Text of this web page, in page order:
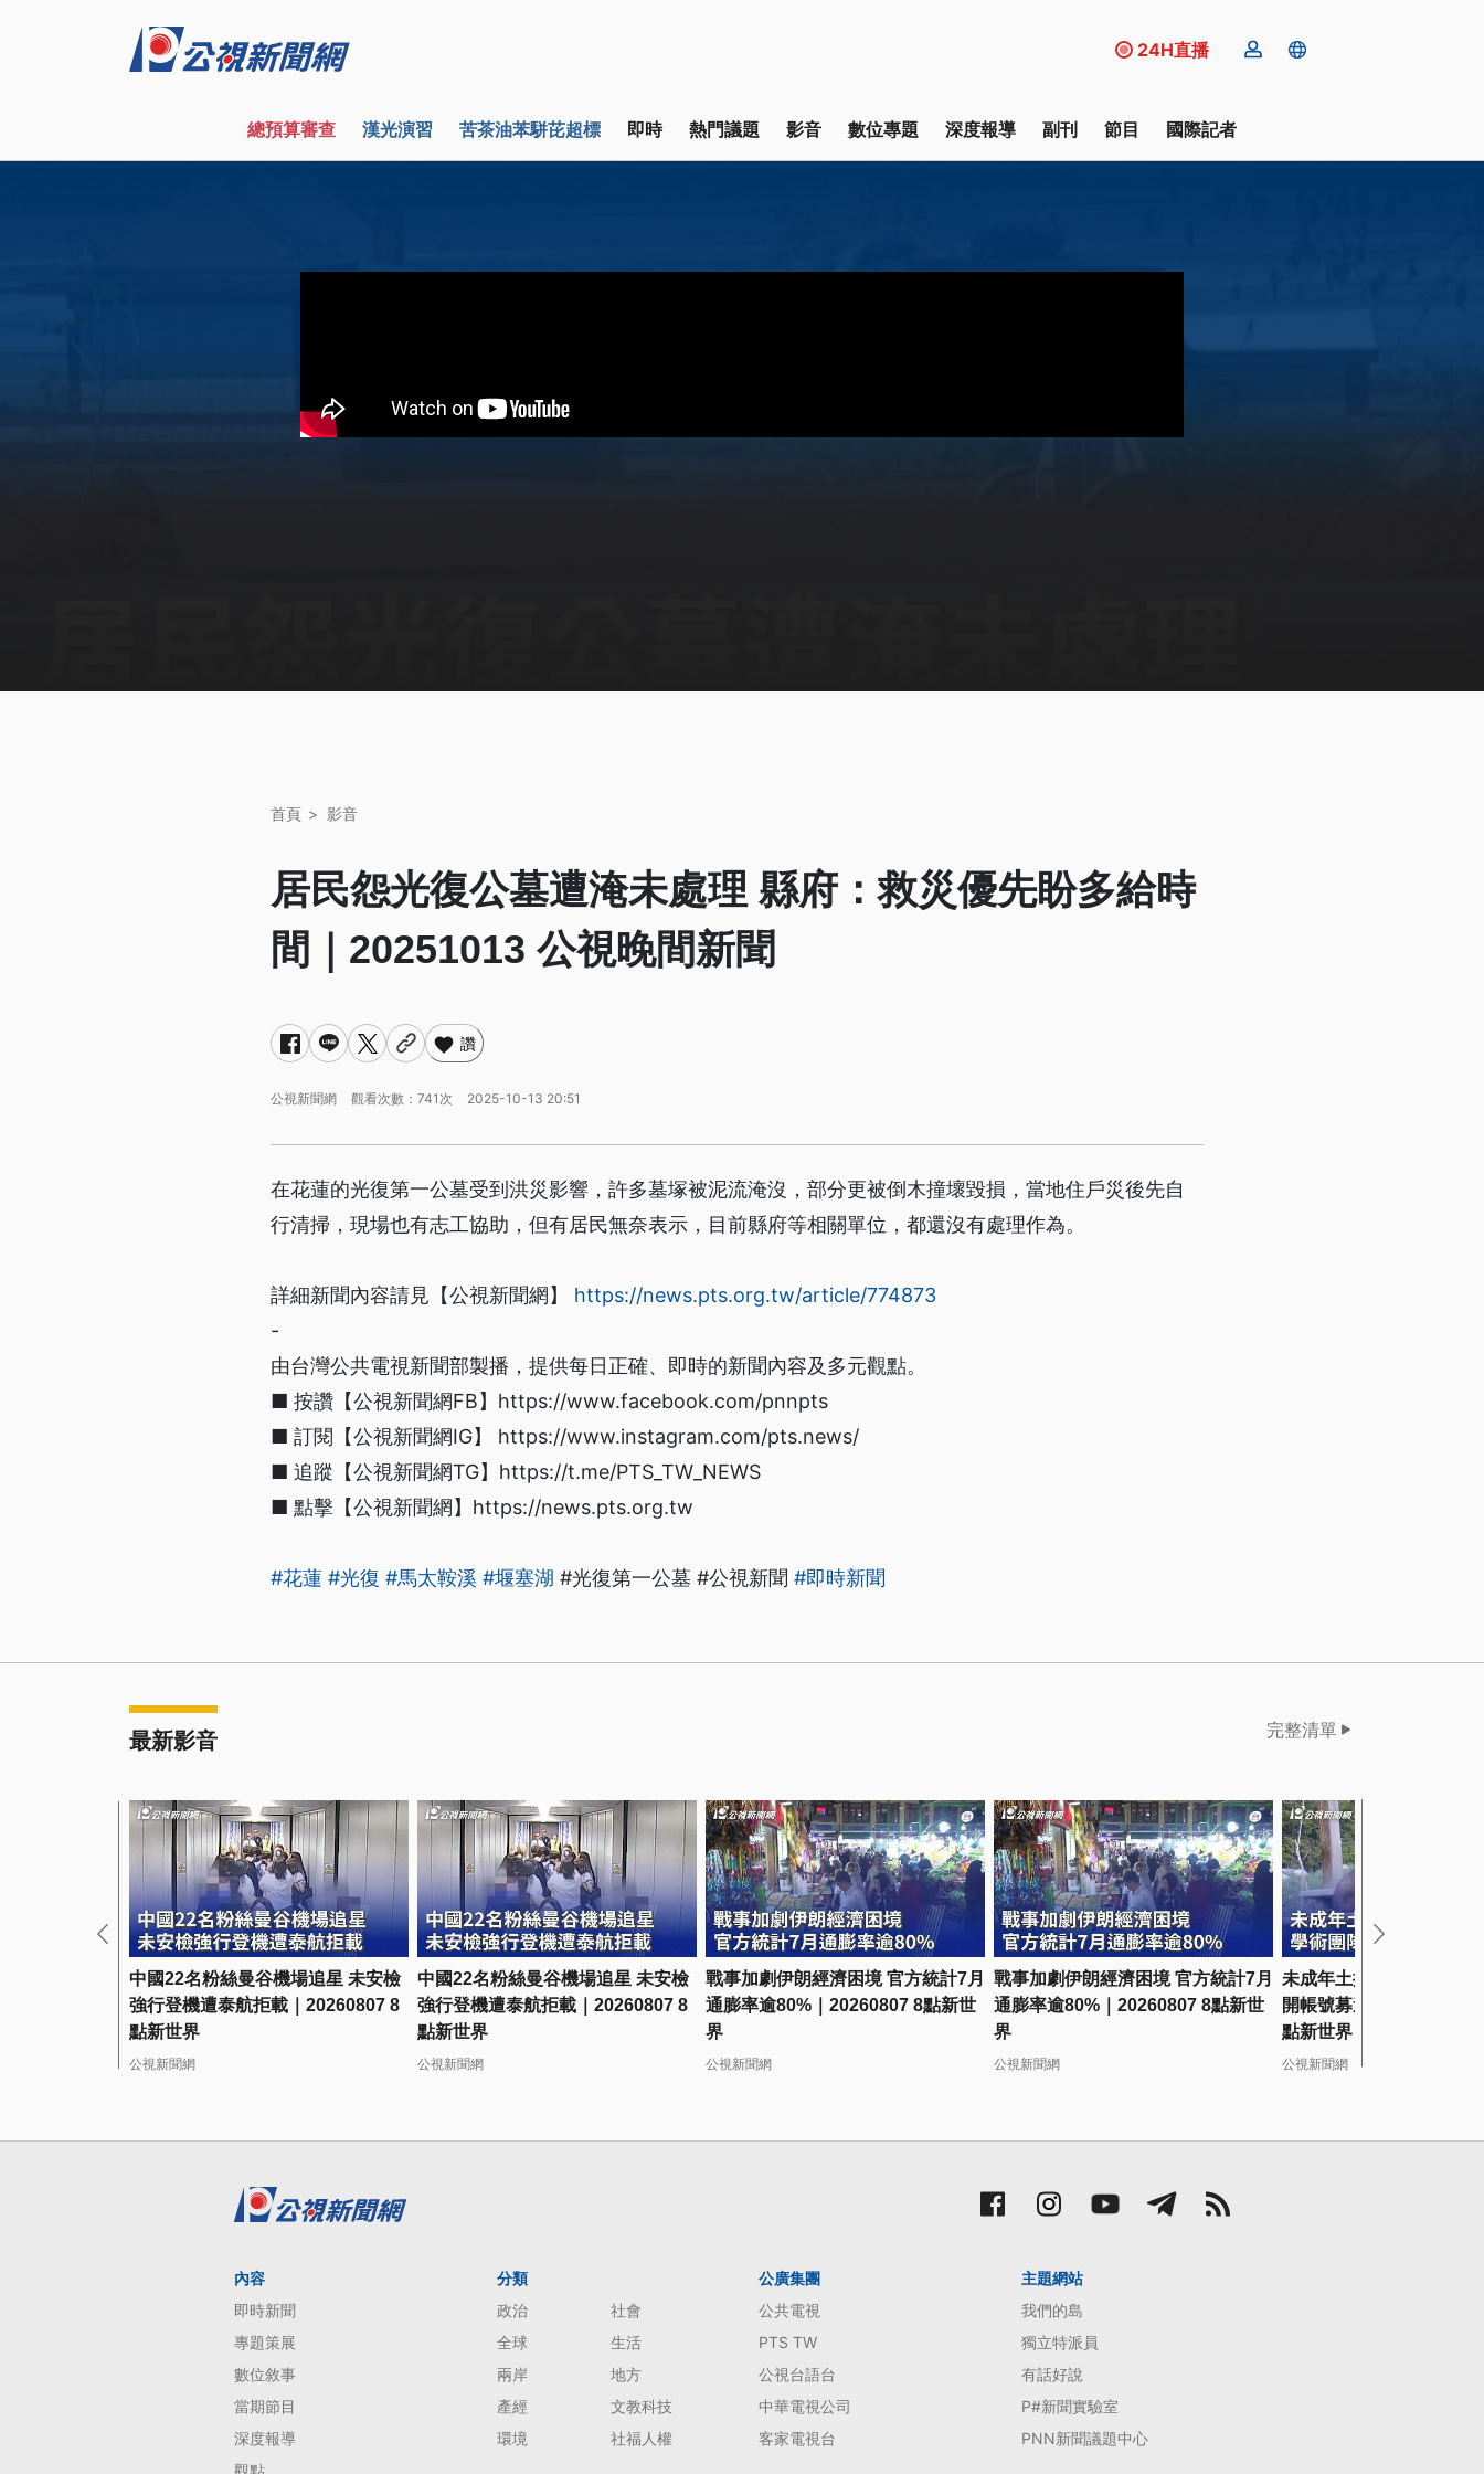
24H直播
總預算審查 漢光演習 苦茶油苯駢芘超標 即時 熱門議題 影音 數位專題 深度報導 副刊 節目 國際記者
首頁 影音
居民怨光復公墓遭淹未處理 縣府：救災優先盼多給時
間｜20251013 公視晚間新聞
讚
公視新聞網 觀看次數：741次 2025-10-13 20:51
在花蓮的光復第一公墓受到洪災影響，許多墓塚被泥流淹沒，部分更被倒木撞壞毀損，當地住戶災後先自
行清掃，現場也有志工協助，但有居民無奈表示，目前縣府等相關單位，都還沒有處理作為。
詳細新聞內容請見【公視新聞網】 https://news.pts.org.tw/article/774873
-
由台灣公共電視新聞部製播，提供每日正確、即時的新聞內容及多元觀點。
■ 按讚【公視新聞網FB】https://www.facebook.com/pnnpts
■ 訂閱【公視新聞網IG】 https://www.instagram.com/pts.news/
■ 追蹤【公視新聞網TG】https://t.me/PTS_TW_NEWS
■ 點擊【公視新聞網】https://news.pts.org.tw
#花蓮 #光復 #馬太鞍溪 #堰塞湖 #光復第一公墓 #公視新聞 #即時新聞
最新影音 完整清單
中國22名粉絲曼谷機場追星 未安檢
強行登機遭泰航拒載｜20260807 8
點新世界
公視新聞網
中國22名粉絲曼谷機場追星 未安檢
強行登機遭泰航拒載｜20260807 8
點新世界
公視新聞網
戰事加劇伊朗經濟困境 官方統計7月
通膨率逾80%｜20260807 8點新世
界
公視新聞網
戰事加劇伊朗經濟困境 官方統計7月
通膨率逾80%｜20260807 8點新世
界
公視新聞網
未成年土撥鼠登成人平台
開帳號募逾5千美元｜
點新世界
公視新聞網
內容
即時新聞
專題策展
數位敘事
當期節目
深度報導
觀點
分類
政治
社會
全球
生活
兩岸
地方
產經
文教科技
環境
社福人權
公廣集團
公共電視
PTS TW
公視台語台
中華電視公司
客家電視台
主題網站
我們的島
獨立特派員
有話好說
P#新聞實驗室
PNN新聞議題中心